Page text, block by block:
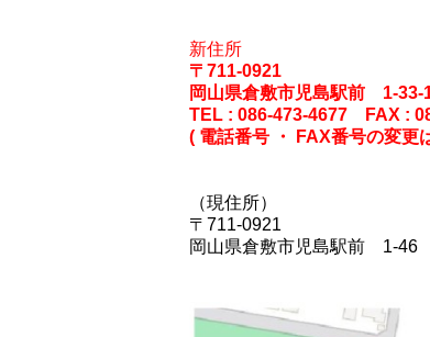
新住所
〒711-0921
岡山県倉敷市児島駅前 1-
TEL : 086-473-4677 FAX :
( 電話番号 ・ FAX番号の変更
（現住所）
〒711-0921
岡山県倉敷市児島駅前 1-